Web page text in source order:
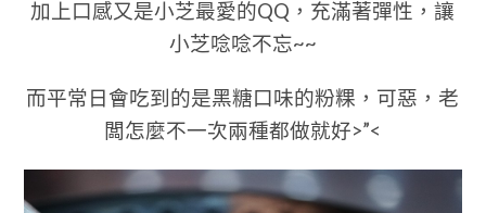
加上口感又是小芝最愛的QQ，充滿著彈性，讓
小芝唸唸不忘~~
而平常日會吃到的是黑糖口味的粉粿，可惡，老
闆怎麼不一次兩種都做就好>”<